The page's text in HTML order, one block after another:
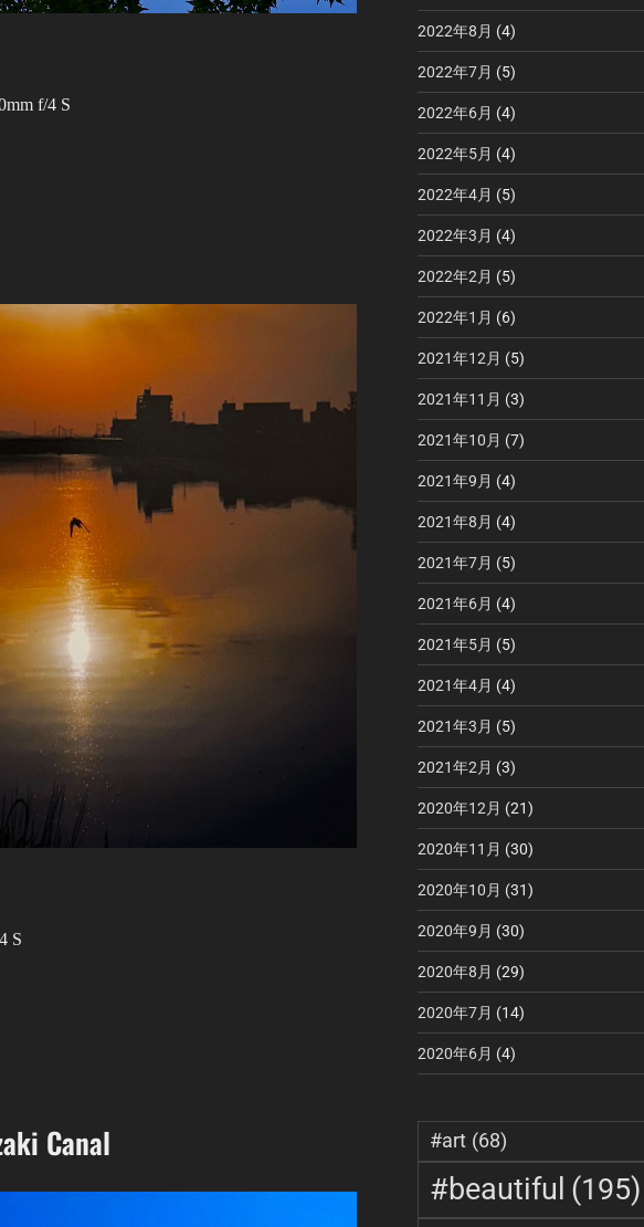
f/4 S
S
Canal
2022年8月 (4)
2022年7月 (5)
2022年6月 (4)
2022年5月 (4)
2022年4月 (5)
2022年3月 (4)
2022年2月 (5)
2022年1月 (6)
2021年12月 (5)
2021年11月 (3)
2021年10月 (7)
2021年9月 (4)
2021年8月 (4)
2021年7月 (5)
2021年6月 (4)
2021年5月 (5)
2021年4月 (4)
2021年3月 (5)
2021年2月 (3)
2020年12月 (21)
2020年11月 (30)
2020年10月 (31)
2020年9月 (30)
2020年8月 (29)
2020年7月 (14)
2020年6月 (4)
#art (68)
#beautiful (195)